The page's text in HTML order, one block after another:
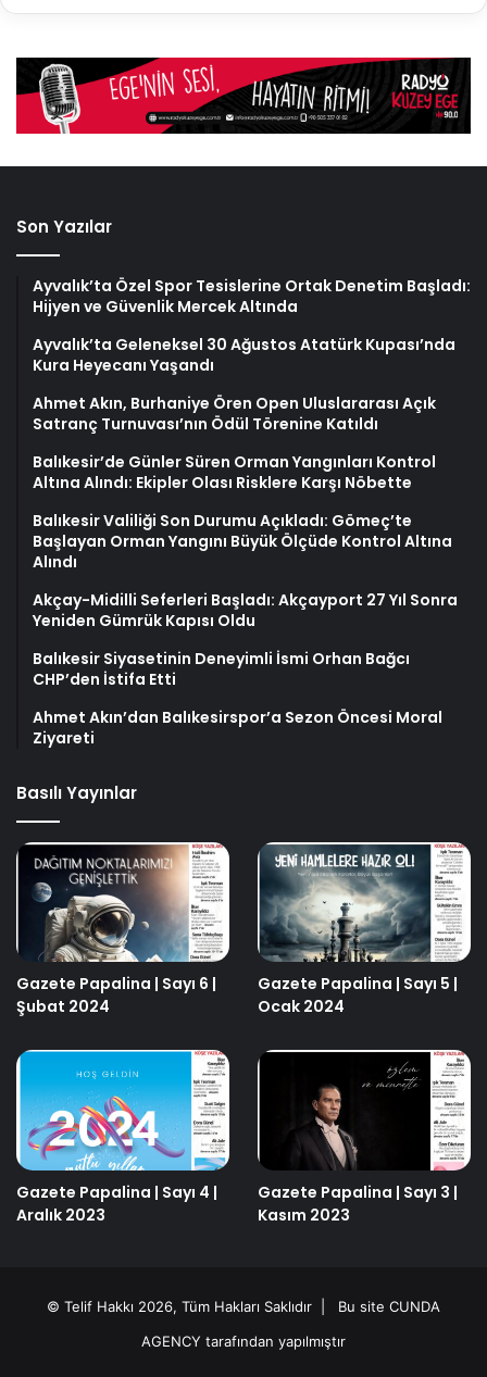
Son Yazılar
Ayvalık’ta Özel Spor Tesislerine Ortak Denetim Başladı:
Hijyen ve Güvenlik Mercek Altında
Ayvalık’ta Geleneksel 30 Ağustos Atatürk Kupası’nda
Kura Heyecanı Yaşandı
Ahmet Akın, Burhaniye Ören Open Uluslararası Açık
Satranç Turnuvası’nın Ödül Törenine Katıldı
Balıkesir’de Günler Süren Orman Yangınları Kontrol
Altına Alındı: Ekipler Olası Risklere Karşı Nöbette
Balıkesir Valiliği Son Durumu Açıkladı: Gömeç’te
Başlayan Orman Yangını Büyük Ölçüde Kontrol Altına
Alındı
Akçay-Midilli Seferleri Başladı: Akçayport 27 Yıl Sonra
Yeniden Gümrük Kapısı Oldu
Balıkesir Siyasetinin Deneyimli İsmi Orhan Bağcı
CHP’den İstifa Etti
Ahmet Akın’dan Balıkesirspor’a Sezon Öncesi Moral
Ziyareti
Basılı Yayınlar
Gazete Papalina | Sayı 6 |
Şubat 2024
Gazete Papalina | Sayı 5 |
Ocak 2024
Gazete Papalina | Sayı 4 |
Aralık 2023
Gazete Papalina | Sayı 3 |
Kasım 2023
© Telif Hakkı 2026, Tüm Hakları Saklıdır | Bu site CUNDA
AGENCY tarafından yapılmıştır